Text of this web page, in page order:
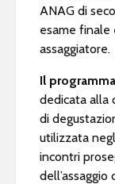
ANAG di
esame finale
assaggiatore.
Il
dedicata alla
di
utilizzata
incontri